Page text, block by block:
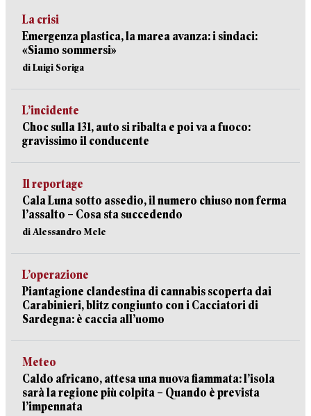
La crisi
Emergenza plastica, la marea avanza: i sindaci:
«Siamo sommersi»
di Luigi Soriga
L’incidente
Choc sulla 131, auto si ribalta e poi va a fuoco:
gravissimo il conducente
Il reportage
Cala Luna sotto assedio, il numero chiuso non ferma
l’assalto – Cosa sta succedendo
di Alessandro Mele
L’operazione
Piantagione clandestina di cannabis scoperta dai
Carabinieri, blitz congiunto con i Cacciatori di
Sardegna: è caccia all’uomo
Meteo
Caldo africano, attesa una nuova fiammata: l’isola
sarà la regione più colpita – Quando è prevista
l’impennata